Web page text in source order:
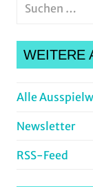
WEITERE
Alle
Newsletter
RSS-Feed